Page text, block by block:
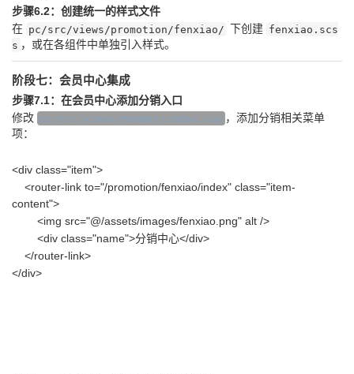
步骤6.2：创建统一的样式文件
在 pc/src/views/promotion/fenxiao/ 下创建 fenxiao.scs
s ，或在各组件中单独引入样式。
阶段七：会员中心集成
步骤7.1：在会员中心添加分销入口
修改 pc/src/views/member/index.vue ，添加分销相关菜单
项：
<div class="item">
<router-link to="/promotion/fenxiao/index" class="item-
content">
<img src="@/assets/images/fenxiao.png" alt />
<div class="name">分销中心</div>
</router-link>
</div>